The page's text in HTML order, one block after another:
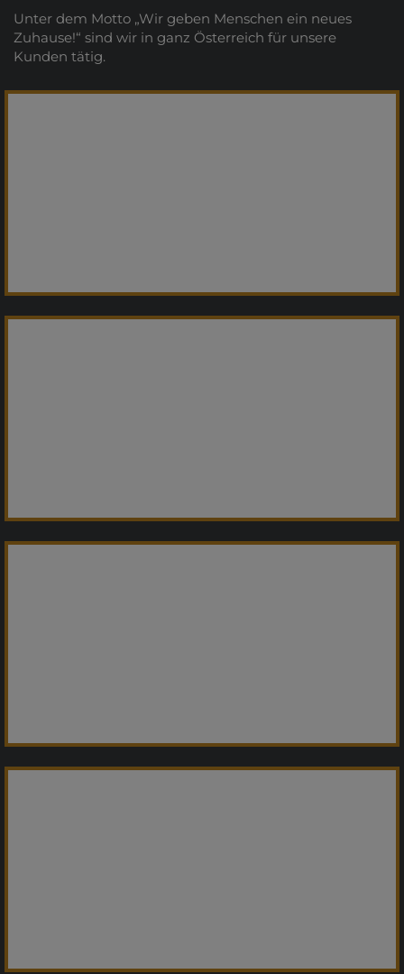
Unter dem Motto „Wir geben Menschen ein neues
Zuhause!“ sind wir in ganz Österreich für unsere
Kunden tätig.